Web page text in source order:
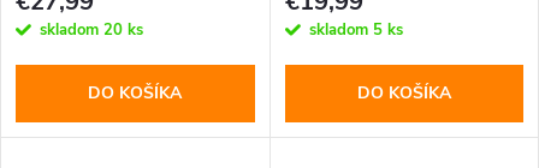
p
r
o
r skladom 20 ks
DO KOŠÍKA
skladom 5 ks
DO KOŠÍKA